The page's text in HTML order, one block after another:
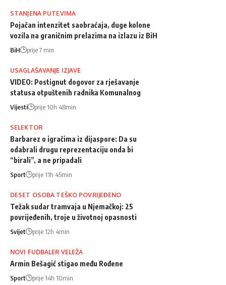
STANJENA PUTEVIMA
Pojačan intenzitet saobraćaja, duge kolone
vozila na graničnim prelazima na izlazu iz BiH
BiH prije 7 min
USAGLAŠAVANJE IZJAVE
VIDEO: Postignut dogovor za rješavanje
statusa otpuštenih radnika Komunalnog
Vijesti prije 10h 48min
SELEKTOR
Barbarez o igračima iz dijaspore: Da su
odabrali drugu reprezentaciju onda bi
“birali”, a ne pripadali
Sport prije 11h 45min
DESET OSOBA TEŠKO POVRIJEĐENO
Težak sudar tramvaja u Njemačkoj: 25
povrijeđenih, troje u životnoj opasnosti
Svijet prije 12h 4min
NOVI FUDBALER VELEŽA
Armin Bešagić stigao među Rođene
Sport prije 14h 10min